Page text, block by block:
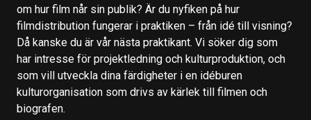
om hur film når sin publik? Är du nyfiken på hur
filmdistribution fungerar i praktiken – från idé till visning?
Då kanske du är vår nästa praktikant. Vi söker dig som
har intresse för projektledning och kulturproduktion, och
som vill utveckla dina färdigheter i en idéburen
kulturorganisation som drivs av kärlek till filmen och
biografen.